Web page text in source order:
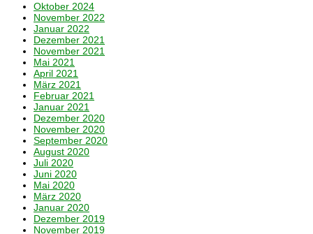
Oktober 2024
November 2022
Januar 2022
Dezember 2021
November 2021
Mai 2021
April 2021
März 2021
Februar 2021
Januar 2021
Dezember 2020
November 2020
September 2020
August 2020
Juli 2020
Juni 2020
Mai 2020
März 2020
Januar 2020
Dezember 2019
November 2019